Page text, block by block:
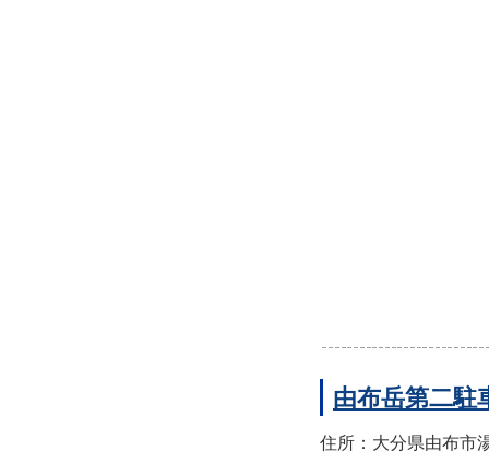
由布岳第二駐
住所：大分県由布市